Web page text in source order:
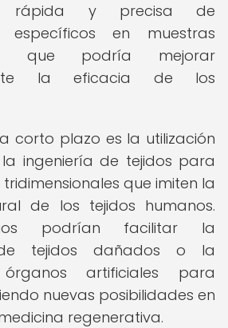
rápida y precisa de
específicos en muestras
que podría mejorar
la eficacia de los
corto plazo es la utilización
ingeniería de tejidos para
que imiten la
de los tejidos humanos.
podrían facilitar la
de tejidos dañados o la
artificiales para
nuevas posibilidades en
regenerativa.